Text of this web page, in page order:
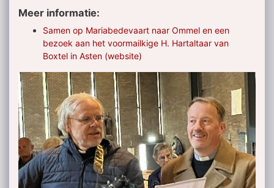
Meer informatie:
Samen op Mariabedevaart naar Ommel en een
bezoek aan het voormailkige H. Hartaltaar van
Boxtel in Asten (website)